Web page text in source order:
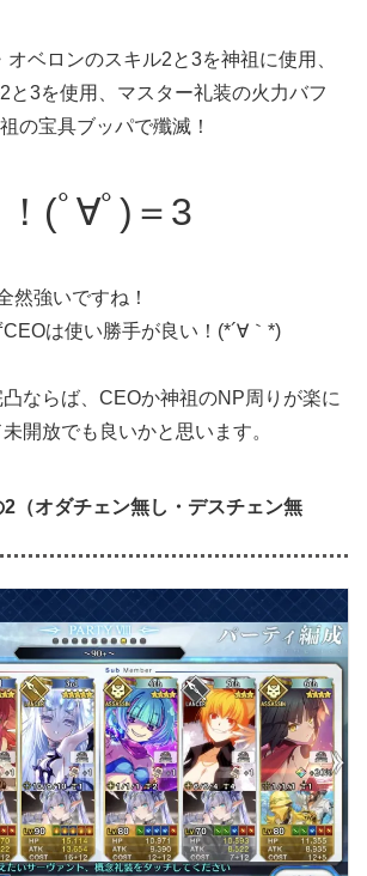
オベロンのスキル2と3を神祖に使用、
と3を使用、マスター礼装の火力バフ
の宝具ブッパで殲滅！
(ﾟ∀ﾟ)＝3
然強いですね！
は使い勝手が良い！(*´∀｀*)
ならば、CEOか神祖のNP周りが楽に
開放でも良いかと思います。
（オダチェン無し・デスチェン無